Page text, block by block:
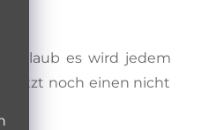
glaub es wird jedem
jetzt noch einen nicht